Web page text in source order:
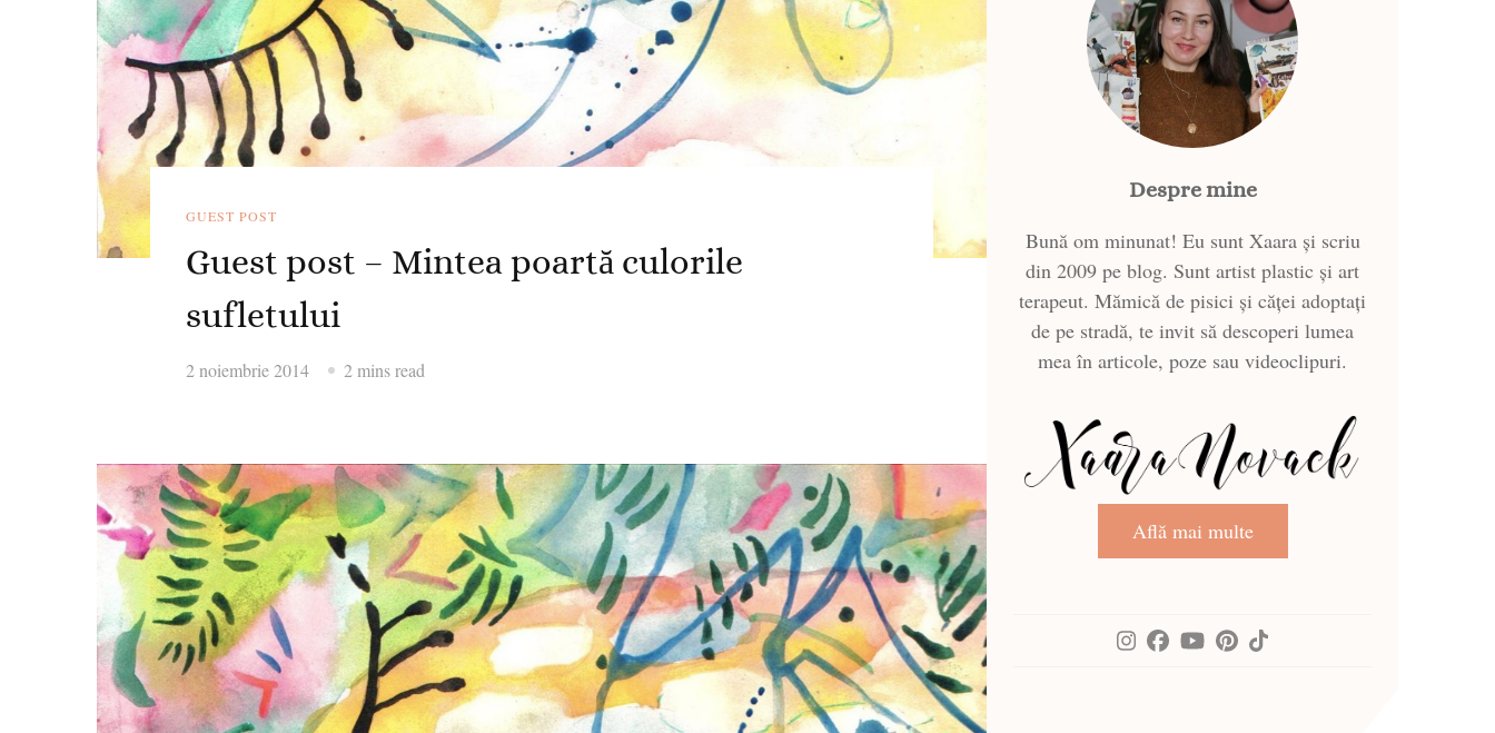
GUEST POST
Guest post – Mintea poartă culorile
sufletului
2 noiembrie 2014 2 mins read
Despre mine
Bună om minunat! Eu sunt Xaara și scriu
din 2009 pe blog. Sunt artist plastic și art
terapeut. Mămică de pisici și căței adoptați
de pe stradă, te invit să descoperi lumea
mea în articole, poze sau videoclipuri.
Află mai multe